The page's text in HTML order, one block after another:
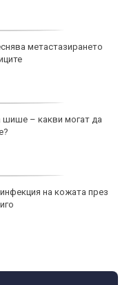
метастазирането
шише – какви могат да
на кожата през